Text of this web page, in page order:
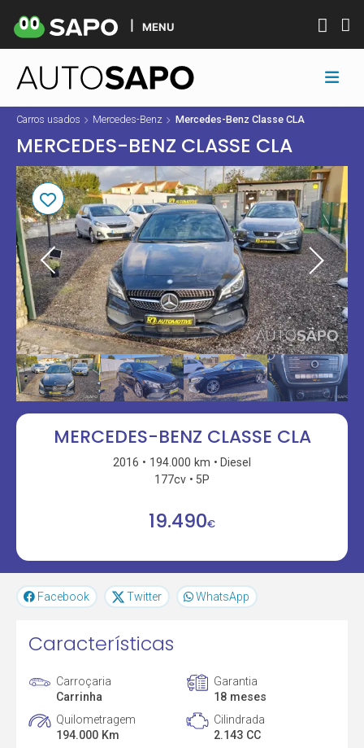
MENU
Carros usados Mercedes-Benz Mercedes-Benz Classe CLA
MERCEDES-BENZ CLASSE CLA
MERCEDES-BENZ CLASSE CLA
2016 194.000 km
Diesel
177cv
5P
19.490€
Facebook Twitter WhatsApp
Características
Carroçaria
Carrinha
Garantia
18 meses
Quilometragem
194.000 Km
Cilindrada
2.143 CC